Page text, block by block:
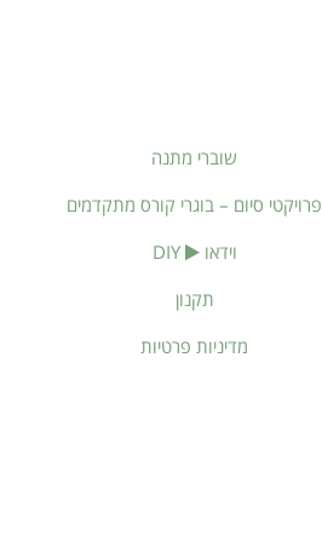
שוברי מתנה
פרויקטי סיום – בוגרי קורס מתקדמים
וידאו
DIY
תקנון
מדיניות פרטיות